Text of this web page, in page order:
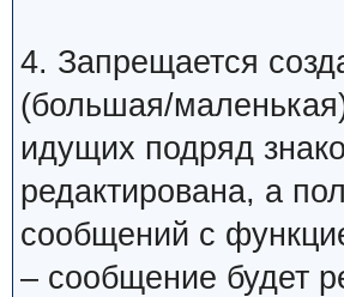
4. Запрещается
(большая/
идущих подряд
редактирована, а
сообщений с
– сообщение будет